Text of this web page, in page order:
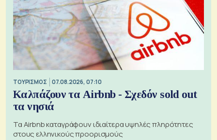
ΤΟΥΡΙΣΜΟΣ 07.08.2026, 07:10
Καλπάζουν τα Airbnb - Σχεδόν sold out
τα νησιά
Τα Airbnb καταγράφουν ιδιαίτερα υψηλές πληρότητες
στους ελληνικούς προορισμούς